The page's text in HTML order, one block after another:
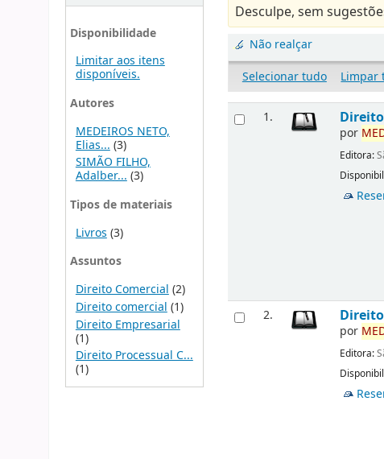
Disponibilidade
Limitar aos itens
disponíveis.
Autores
MEDEIROS NETO,
Elias... (3)
SIMÃO FILHO,
Adalber...(3)
Tipos de materiais
Livros (3)
Assuntos
Direito Comercial (2)
Direito comercial (1)
Direito Empresarial
(1)
Direito Processual C...
(1)
Desculpe, sem
Não realçar
Selecionar tudo
Limpar
1.
por ME
Editora:
2.
por ME
Editora: